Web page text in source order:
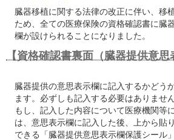
臓器移植に関する法律の改正に伴い、移
ため、全ての医療保険の資格確認書に臓
欄が設けられることになりました。
【資格確認書裏面（臓器提供意思
臓器提供の意思表示欄に記入するかどう
ます。必ずしも記入する必要はありません
もし、記入した内容について医療機関等
は、意思表示欄に記入した後、上から貼
できる「臓器提供意思表示欄保護シール